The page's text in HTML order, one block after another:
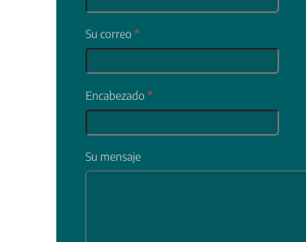
Su correo *
Encabezado *
Su mensaje